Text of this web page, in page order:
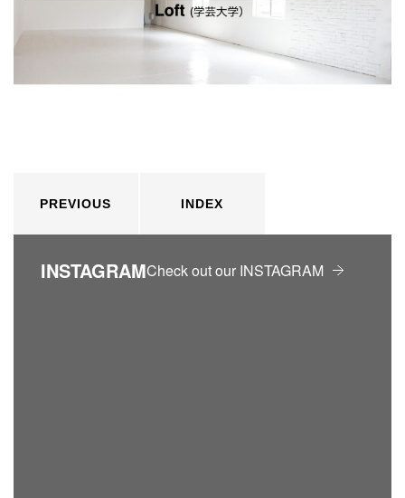
PREVIOUS INDEX
INSTAGRAMCheck out our INSTAGRAM